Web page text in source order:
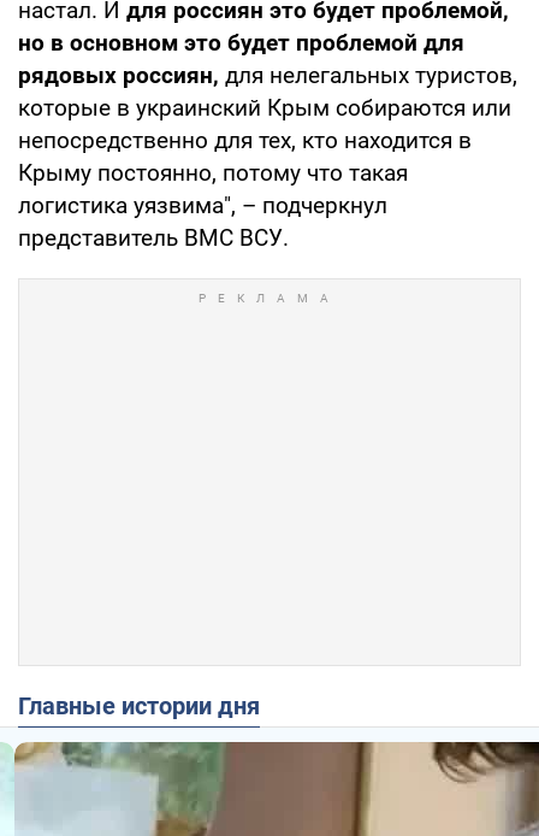
настал. И для россиян это будет проблемой,
но в основном это будет проблемой для
рядовых россиян, для нелегальных туристов,
которые в украинский Крым собираются или
непосредственно для тех, кто находится в
Крыму постоянно, потому что такая
логистика уязвима", – подчеркнул
представитель ВМС ВСУ.
Главные истории дня